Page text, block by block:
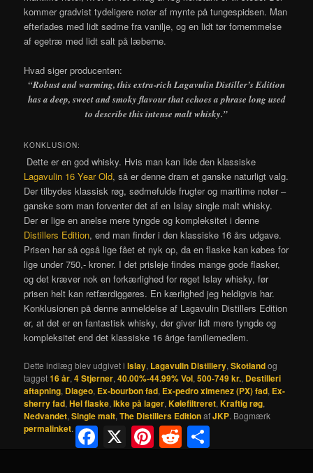
kommer gradvist tydeligere noter af mynte på tungespidsen. Man
efterlades med lidt sødme fra vanilje, og en lidt tør fornemmelse
af egetræ med lidt salt på læberne.
Hvad siger producenten:
“Robust and warming, this extra-rich Lagavulin Distiller’s Edition
has a deep, sweet and smoky flavour that echoes a phrase long used
to describe this intense malt whisky.”
KONKLUSION:
Dette er en god whisky. Hvis man kan lide den klassiske
Lagavulin 16 Year Old, så er denne dram et ganske naturligt valg.
Der tilbydes klassisk røg, sødmefulde frugter og maritime noter –
ganske som man forventer det af en Islay single malt whisky.
Der er lige en anelse mere tyngde og kompleksitet i denne
Distillers Edition, end man finder i den klassiske 16 års udgave.
Prisen har så også lige fået et nyk op, da en flaske kan købes for
lige under 750,- kroner. I det prisleje findes mange gode flasker,
og det kræver nok en forkærlighed for røget Islay whisky, før
prisen helt kan retfærdiggøres. En kærlighed jeg heldigvis har.
Konklusionen på denne anmeldelse af Lagavulin Distillers Edition
er, at det er en fantastisk whisky, der giver lidt mere tyngde og
kompleksitet end det klassiske 16 årige familiemedlem.
Dette indlæg blev udgivet iIslay, Lagavulin Distillery,Skotlandog
tagget16 år,4 Stjerner,40.00%-44.99% Vol,500-749 kr., Destilleri
aftapning, Diageo, Ex-bourbon fad, Ex-pedro ximenez (PX) fad, Ex-
sherry fad,Hel flaske,Ikke på lager,Kølefiltreret,Kraftig røg,
Nedvandet,Single malt,The Distillers EditionafJKP. Bogmærk
permalinket. Facebook
X PinterestReddit